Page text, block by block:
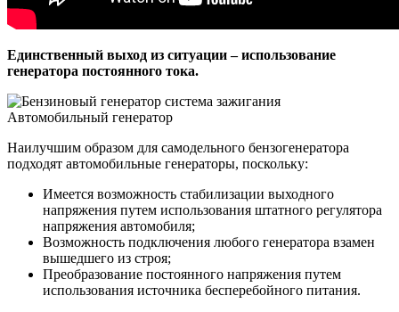
Единственный выход из ситуации – использование
генератора постоянного тока.
Автомобильный генератор
Наилучшим образом для самодельного бензогенератора
подходят автомобильные генераторы, поскольку:
Имеется возможность стабилизации выходного
напряжения путем использования штатного регулятора
напряжения автомобиля;
Возможность подключения любого генератора взамен
вышедшего из строя;
Преобразование постоянного напряжения путем
использования источника бесперебойного питания.